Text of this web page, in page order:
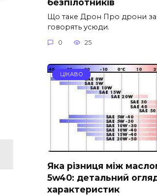
безпілотників
Що таке Дрон Про дрони
говорять усюди.
0 25
ЦІКАВО
Яка різниця між
5w40: детальний
характеристик